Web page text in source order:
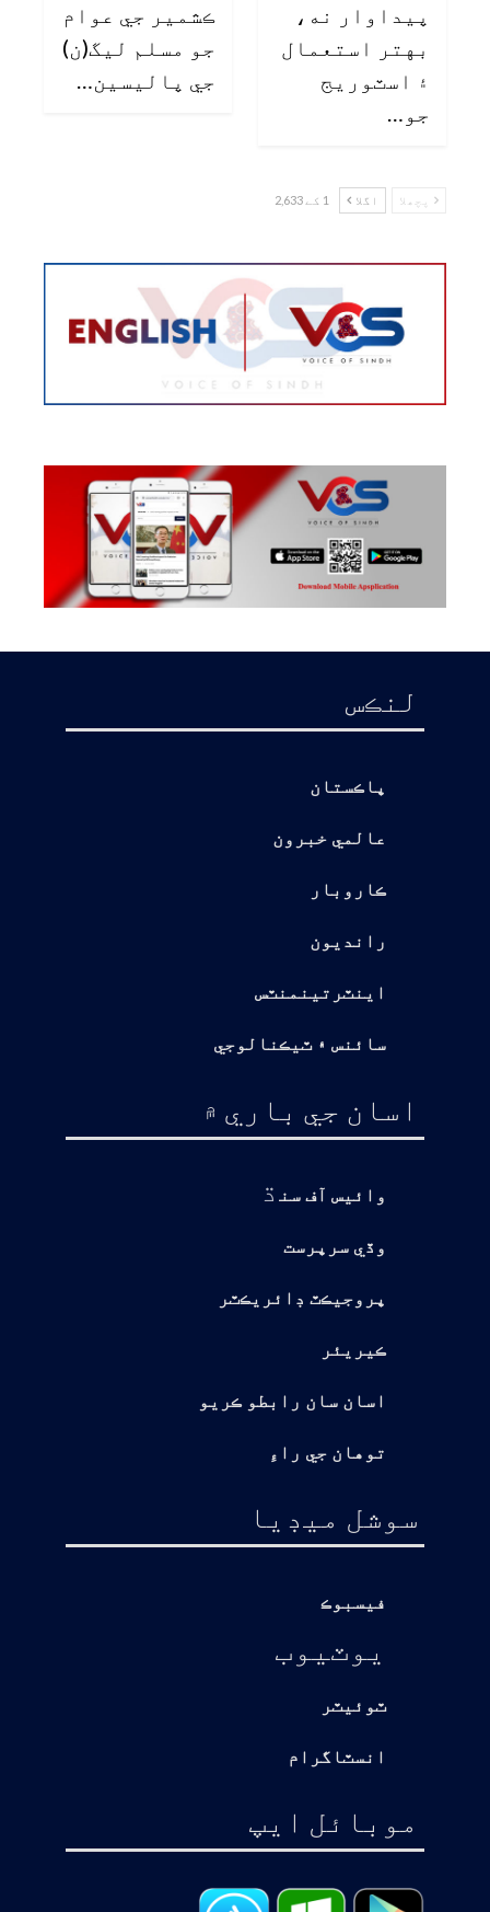
پيداوار نه،
بهتر استعمال
۽ اسٽوريج
جو…
ڪشمير جي عوام
جو مسلم ليگ(ن)
جي پاليسين…
پچھلا اگلا 1 کے 2,633
لنڪس
پاڪستان
عالمي خبرون
ڪاروبار
رانديون
اينٽرتينمنٽس
سائنس ۽ ٽيڪنالوجي
اسان جي باري ۾
وائيس آف سن ڌ
وڏي سرپرست
پروجيڪٽ ڊائريڪٽر
ڪيريئر
اسان سان رابطو ڪريو
توهان جي راءِ
سوشل ميڊيا
فيسبوڪ
يوٽيوب
ٽوئيٽر
انسٽاگرام
موبائل ايپ